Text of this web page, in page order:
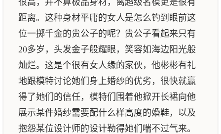
很高，并不算极品身材，离超级名模更是很有
距离。这种身材平庸的女人是怎么钓到眼前这
位一掷千金的贵公子的呢？贵公子看起来只有
20多岁，头发金子般耀眼，笑容如海边阳光般
灿烂。这是个很有女人缘的家伙，他彬彬有礼
地跟模特讨论她们身上婚纱的优劣，很快就赢
得了她们的信任，模特们围着他掀开长裙向他
展示某件婚纱需要配什么样高度的婚鞋，以及
抱怨某位设计师的设计勒得她们喘不过气来。